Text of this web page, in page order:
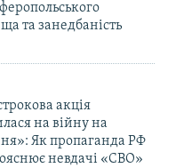
та занедбаність
акція
на війну на
Як пропаганда РФ
невдачі «СВО»